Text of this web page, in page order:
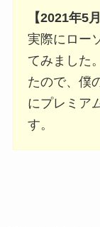
【2021年5
実際にロー
てみました
たので、僕
にプレミア
す。